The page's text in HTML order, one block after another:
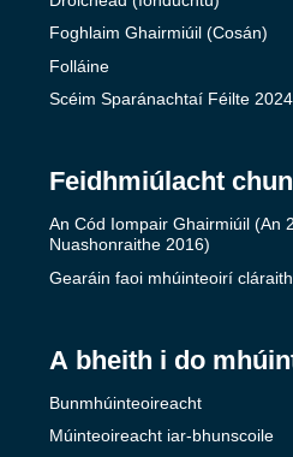
Foghlaim Ghairmiúil (Cosán)
Folláine
Scéim Sparánachtaí Féilte 2024
Feidhmiúlacht
An Cód Iompair Ghairmiúil (An
Nuashonraithe 2016)
Gearáin faoi mhúinteoirí
A bheith i do
Bunmhúinteoireacht
Múinteoireacht iar-bhunscoile